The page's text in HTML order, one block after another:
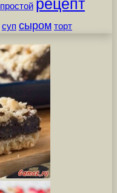
простой рецепт
суп сыром торт